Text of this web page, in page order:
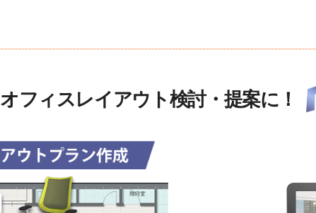
オフィスレイアウト検討・提案に！